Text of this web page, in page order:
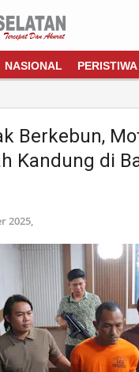
NASIONAL PERISTIWA
Berkebun,
Kandung di
2025,